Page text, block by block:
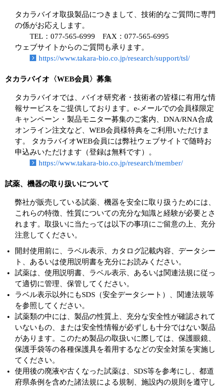
タカラバイオ取扱製品につきまして、技術的なご質問に専門
の係がお応えします。
TEL：077-565-6999 FAX：077-565-6995
ウェブサイトからのご質問も承ります。
https://www.takara-bio.co.jp/research/support/tsl/
タカラバイオ〈WEB会員〉募集
タカラバイオでは、バイオ研究者・技術者の皆様に有用な情
報サービスをご提供しております。e-メールでの会員様限定
キャンペーン・製品モニター募集のご案内、DNA/RNA合成
オンライン注文など、WEB会員様特典をご利用いただけま
す。 タカラバイオWEB会員には弊社ウェブサイトで随時お
申込みいただけます（登録は無料です）。
https://www.takara-bio.co.jp/research/member/
試薬、機器の取り扱いについて
弊社が販売している試薬、機器を安全に取り扱うためには、
これらの特徴、性質についての充分な知識と経験が必要とさ
れます。取扱いに当たっては以下の事項にご留意の上、充分
注意してください。
開封使用前に、ラベル表示、カタログ記載内容、データシー
ト、あるいは使用説明書を充分にお読みください。
試薬は、使用説明書、ラベル表示、あるいは関連法規に従っ
て適切に管理、保管してください。
ラベル表示以外にもSDS（安全データシート）、関連法規等
を参照してください。
試薬類の中には、製品の性質上、充分な安全性が確認されて
いないもの、または安全性情報が必ずしも十分ではない製品
があります。このため製品の取扱いに際しては、保護眼鏡、
保護手袋等の各種保護具を着用するなどの安全対策を実施し
てください。
使用後の廃液や古くなった試薬は、SDS等を参考にし、都道
府県条例を含めた諸法規による規制、施設内の規則を遵守し